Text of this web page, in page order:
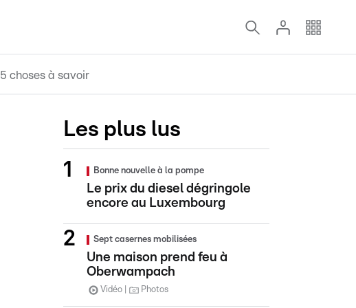
5 choses à savoir
Les plus lus
Bonne nouvelle à la pompe
Le prix du diesel dégringole
encore au Luxembourg
Sept casernes mobilisées
Une maison prend feu à
Oberwampach
Vidéo Photos